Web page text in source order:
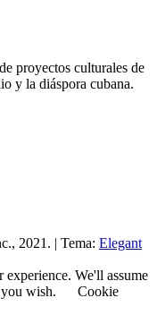
proyectos culturales de
y la diáspora cubana.
2021. | Tema: Elegant
We'll assume
wish.
Cookie